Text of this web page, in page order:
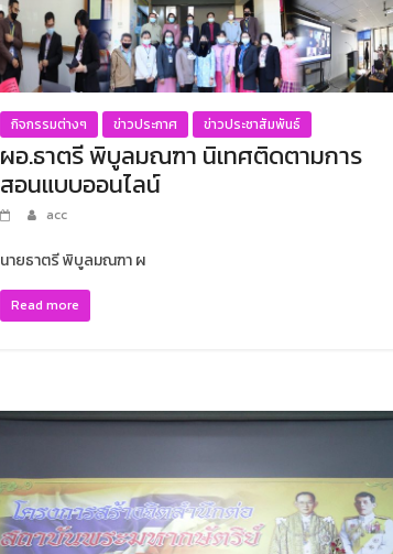
กิจกรรมต่างๆ ข่าวประกาศ ข่าวประชาสัมพันธ์
ผอ.ธาตรี พิบูลมณฑา นิเทศติดตามการ
สอนแบบออนไลน์
acc
นายธาตรี พิบูลมณฑา ผ
Read more